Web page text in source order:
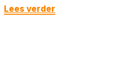
Lees verder